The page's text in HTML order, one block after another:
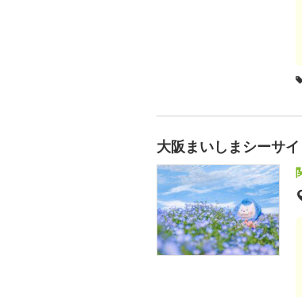
大阪まいしまシーサ